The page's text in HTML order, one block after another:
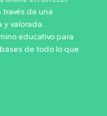
de una
y valorada.
educativo para
de todo lo que